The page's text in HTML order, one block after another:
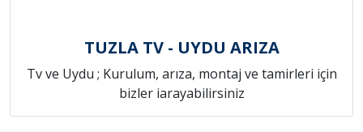
TUZLA TV - UYDU ARIZA
Tv ve Uydu ; Kurulum, arıza, montaj ve tamirleri için
bizler iarayabilirsiniz